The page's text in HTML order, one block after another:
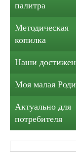
палитра
Методическая
копилка
Наши
Моя малая
Актуально для
потребителя